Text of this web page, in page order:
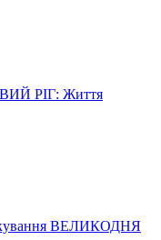
РІГ: Життя
ВЕЛИКОДНЯ